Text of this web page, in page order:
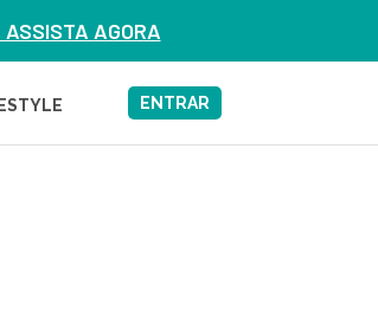
ASSISTA AGORA
ENTRAR